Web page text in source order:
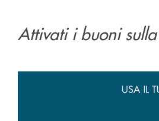
Attivati i buoni